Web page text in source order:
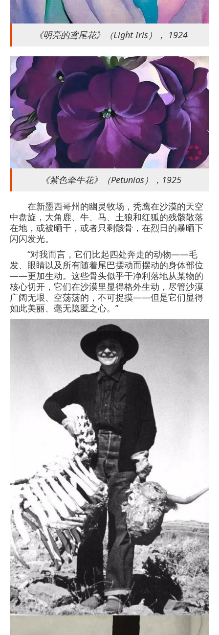
《明亮的鸢尾花》（Light Iris）， 1924
《紫色牵牛花》（Petunias），1925
在新墨西哥州的幽灵牧场，秃鹰在沙漠的天空
中盘旋，大角鹿、牛、马、土狼和红狐的残骸散落
在地，或被晒干，或者只剩骸骨，在烈日的暴晒下
闪闪发光。
“对我而言，它们比起四处奔走的动物——毛
发、眼睛以及所有随着尾巴摆动而摆动的身体部位
——更加生动。这些骨头似乎干净利落地从某物的
核心切开，它们在沙漠里显得格外生动，尽管沙漠
广阔无垠、空荡荡的，不可捉摸——但是它们显得
如此美丽、毫无隐匿之心。”